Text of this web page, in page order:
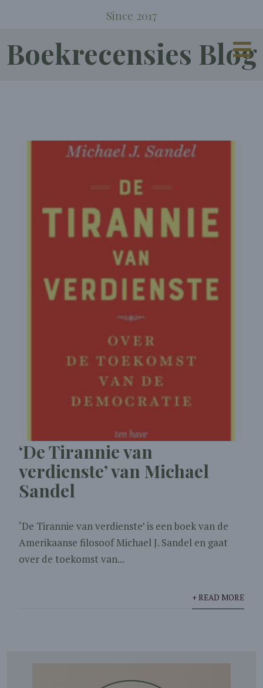
Since 2017
Boekrecensies Blog
‘De Tirannie van
verdienste’ van Michael
Sandel
‘De Tirannie van verdienste’ is een boek van de
Amerikaanse filosoof Michael J. Sandel en gaat
over de toekomst van...
+ READ MORE